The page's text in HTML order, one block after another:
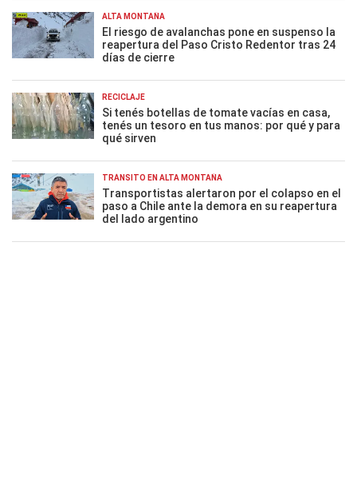
ALTA MONTAÑA
El riesgo de avalanchas pone en suspenso la
reapertura del Paso Cristo Redentor tras 24
días de cierre
RECICLAJE
Si tenés botellas de tomate vacías en casa,
tenés un tesoro en tus manos: por qué y para
qué sirven
TRÁNSITO EN ALTA MONTAÑA
Transportistas alertaron por el colapso en el
paso a Chile ante la demora en su reapertura
del lado argentino